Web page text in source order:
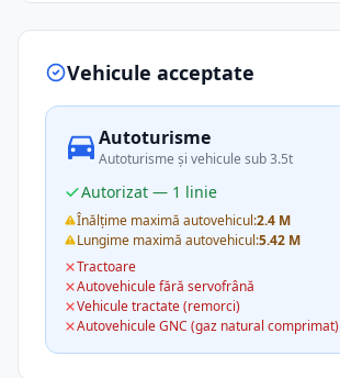
Vehicule acceptate
Autoturisme
Autoturisme și vehicule sub 3.5t
Autorizat — 1 linie
Înălțime maximă autovehicul:2.4 M
Lungime maximă autovehicul:5.42 M
Tractoare
Autovehicule fără servofrână
Vehicule tractate (remorci)
Autovehicule GNC (gaz natural comprimat)